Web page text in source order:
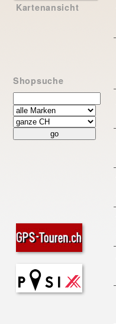
Kartenansicht
Shopsuche